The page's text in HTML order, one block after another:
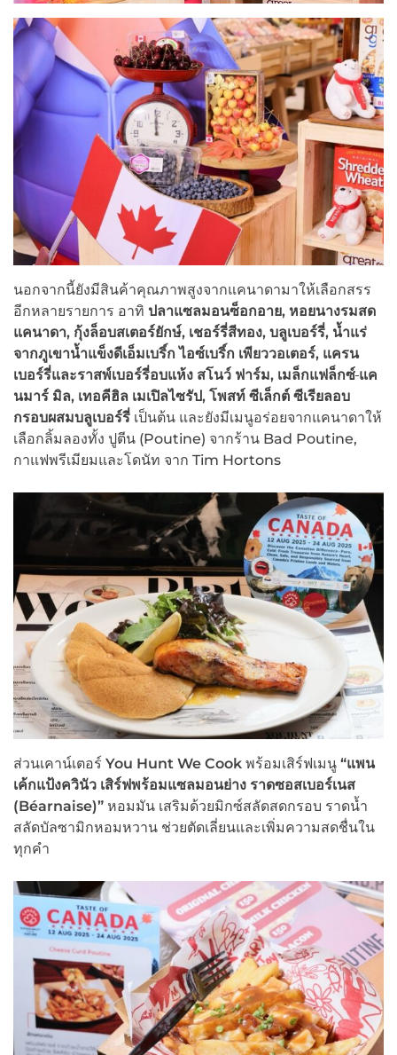
นอกจากนี้ยังมีสินค้าคุณภาพสูงจากแคนาดามาให้เลือกสรร
อีกหลายรายการ อาทิ ปลาแซลมอนซ็อกอาย, หอยนางรมสด
แคนาดา, กุ้งล็อบสเตอร์ยักษ์, เชอร์รี่สีทอง, บลูเบอร์รี่, น้ำแร่
จากภูเขาน้ำแข็งดีเอ็มเบริ์ก ไอซ์เบริ์ก เพียววอเตอร์, แครน
เบอร์รี่และราสพ์เบอร์รี่อบแห้ง สโนว์ ฟาร์ม, เมล็กแฟล็กซ์ แค
นมาร์ มิล, เทอคีฮิล เมเปิลไซรัป, โพสท์ ซีเล็กต์ ซีเรียลอบ
กรอบผสมบลูเบอร์รี่ เป็นต้น และยังมีเมนูอร่อยจากแคนาดาให้
เลือกลิ้มลองทั้ง ปูตีน (Poutine) จากร้าน Bad Poutine,
กาแฟพรีเมียมและโดนัท จาก Tim Hortons
ส่วนเคาน์เตอร์ You Hunt We Cook พร้อมเสิร์ฟเมนู “แพน
เค้กแป้งควินัว เสิร์ฟพร้อมแซลมอนย่าง ราดซอสเบอร์เนส
(Béarnaise)” หอมมัน เสริมด้วยมิกซ์สลัดสดกรอบ ราดน้ำ
สลัดบัลซามิกหอมหวาน ช่วยตัดเลี่ยนและเพิ่มความสดชื่นใน
ทุกคำ